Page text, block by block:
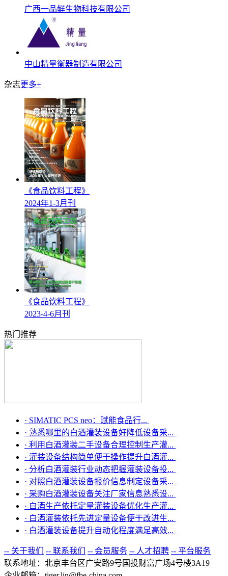
广西一品鲜生物科技有限公司
中山精量衡器制造有限公司
杂志更多+
《食品饮料工程》
2024年1-3月刊
《食品饮料工程》
2023-4-6月刊
热门推荐
· SIMATIC PCS neo：赋能食品行...
· 熟悉哪里的白酒灌装设备好降低设备采...
· 利用白酒灌装二手设备合理控制生产灌...
· 灌装设备结构简单便于操作提升白酒灌...
· 分析白酒灌装行业动态把握灌装设备投...
· 对照白酒灌装设备报价信息制定设备采...
· 采购白酒灌装设备关注厂家信息熟悉设...
· 白酒生产依托定量灌装设备优化生产灌...
· 白酒灌装依托先进定量设备便于改进生...
· 白酒灌装设备提升自动化程度满足高效...
-- 关于我们 -- 联系我们 -- 会员服务 -- 人才招聘 -- 平台服务
联系地址：北京丰台区广安路9号国投财富广场4号楼3A19